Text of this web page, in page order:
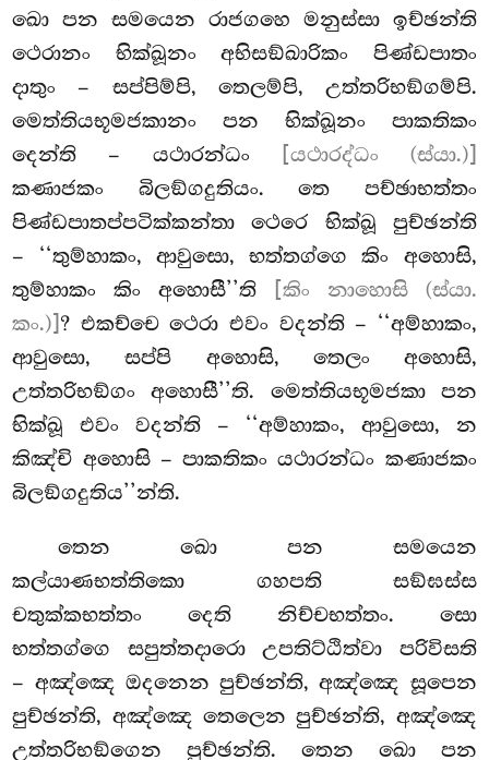
ඛො පන සමයෙන රාජගහෙ මනුස්සා ඉච්ඡන්ති
ථෙරානං භික්ඛූනං අභිසඞ්ඛාරිකං පිණ්ඩපාතං
දාතුං – සප්පිම්පි, තෙලම්පි, උත්තරිභඞ්ගම්පි.
මෙත්තියභූමජකානං පන භික්ඛූනං පාකතිකං
දෙන්ති – යථාරන්ධං
[යථාරද්ධං (ස්යා.)]
කණාජකං බිලඞ්ගදුතියං. තෙ පච්ඡාභත්තං
පිණ්ඩපාතප්පටික්කන්තා ථෙරෙ භික්ඛූ පුච්ඡන්ති
– ‘‘තුම්හාකං, ආවුසො, භත්තග්ගෙ කිං අහොසි,
තුම්හාකං කිං අහොසී’’ති
[කිං නාහොසි (ස්යා.
කං.)] ? එකච්චෙ ථෙරා එවං වදන්ති – ‘‘අම්හාකං,
ආවුසො, සප්පි අහොසි, තෙලං අහොසි,
උත්තරිභඞ්ගං අහොසී’’ති. මෙත්තියභූමජකා පන
භික්ඛූ එවං වදන්ති – ‘‘අම්හාකං, ආවුසො, න
කිඤ්චි අහොසි – පාකතිකං යථාරන්ධං කණාජකං
බිලඞ්ගදුතිය’’න්ති.
තෙන ඛො පන සමයෙන
කල්යාණභත්තිකො ගහපති සඞ්ඝස්ස
චතුක්කභත්තං දෙති නිච්චභත්තං. සො
භත්තග්ගෙ සපුත්තදාරො උපතිට්ඨිත්වා පරිවිසති
– අඤ්ඤෙ ඔදනෙන පුච්ඡන්ති, අඤ්ඤෙ සූපෙන
පුච්ඡන්ති, අඤ්ඤෙ තෙලෙන පුච්ඡන්ති, අඤ්ඤෙ
උත්තරිභඞ්ගෙන පුච්ඡන්ති. තෙන ඛො පන